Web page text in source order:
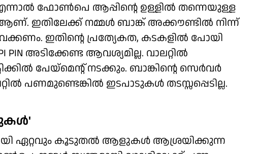
എന്നാല്‍ ഫോണ്‍പെ ആപ്പിന്റെ ഉള്ളില്‍ തന്നെയുള്ള
ഇതിലേക്ക് നമ്മള്‍ ബാങ്ക് അക്കൗണ്ടില്‍ നിന്ന്
ഇതിന്റെ പ്രത്യേകത, കടകളില്‍ പോയി
അടിക്കേണ്ട ആവശ്യമില്ല. വാലറ്റില്‍
പേയ്‌മെന്റ് നടക്കും. ബാങ്കിന്റെ സെര്‍വര്‍
പണമുണ്ടെങ്കില്‍ ഇടപാടുകള്‍ തടസ്സപ്പെടില്ല.
ഏറ്റവും കൂടുതല്‍ ആളുകള്‍ ആശ്രയിക്കുന്ന